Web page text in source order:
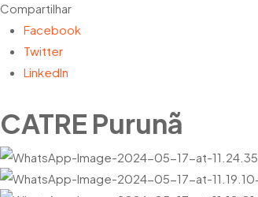
Compartilhar
Facebook
Twitter
LinkedIn
CATRE Purunã